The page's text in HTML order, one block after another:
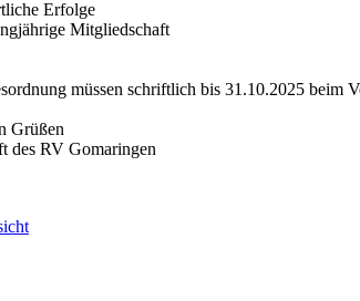
Erfolge
Mitgliedschaft
müssen schriftlich bis 31.10.2025 beim
Grüßen
des RV Gomaringen